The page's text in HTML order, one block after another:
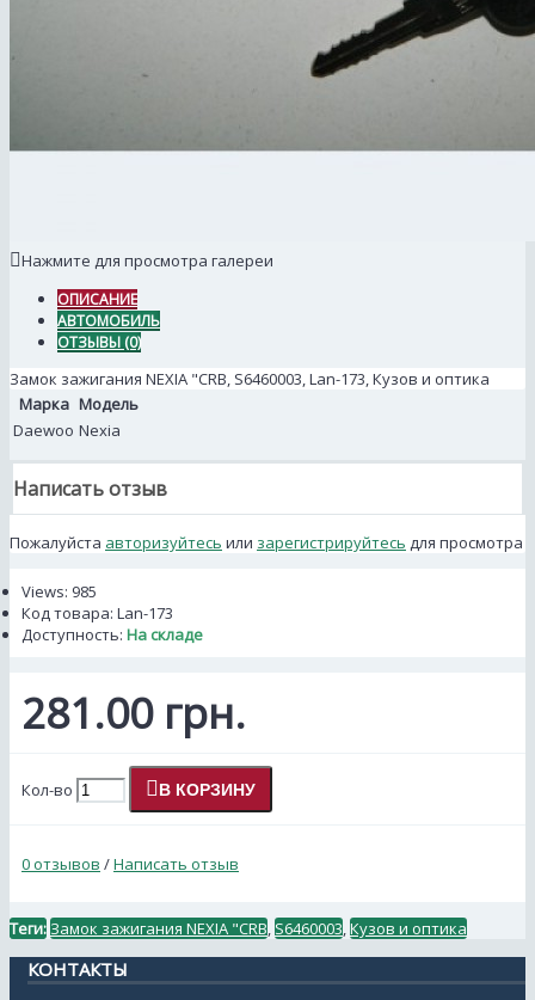
Нажмите для просмотра галереи
ОПИСАНИЕ
АВТОМОБИЛЬ
ОТЗЫВЫ (0)
Замок зажигания NEXIA "CRB, S6460003, Lan-173, Кузов и оптика
Марка Модель
Daewoo Nexia
Написать отзыв
Пожалуйста авторизуйтесь или зарегистрируйтесь для просмотра
Views: 985
Код товара: Lan-173
Доступность: На складе
281.00 грн.
Кол-во В КОРЗИНУ
0 отзывов /Написать отзыв
Теги: Замок зажигания NEXIA "CRB S6460003 Кузов и оптика
КОНТАКТЫ